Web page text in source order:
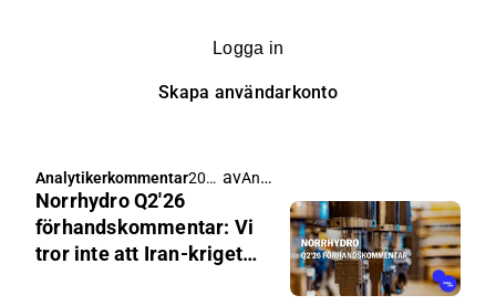
Logga in
Skapa användarkonto
Analytikerkommentar202
07-
10
04:1
av Antti Viljakainen
Norrhydro Q2'26
förhandskommentar: Vi
tror inte att Iran-kriget